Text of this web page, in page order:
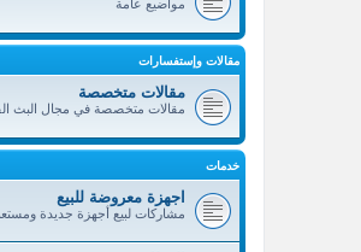
مواضيع عامة
مقالات وإستفسارات
مقالات متخصصة
مقالات متخصصة في مجال البث
خدمات
اجهزة معروضة للبيع
مشاركات لبيع أجهزة جديدة